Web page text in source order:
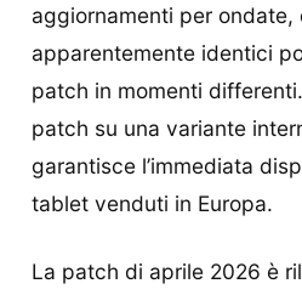
aggiornamenti per
apparentemente identici
patch in momenti
patch su una variante
garantisce l’immediata
tablet venduti in Europa.
La patch di aprile 2026 è